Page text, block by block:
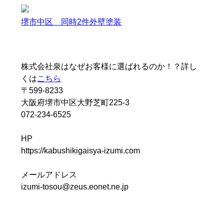
堺市中区 同時2件外壁塗装
株式会社泉はなぜお客様に選ばれるのか！？詳し
くはこちら
〒599-8233
大阪府堺市中区大野芝町225-3
072-234-6525
HP
https://kabushikigaisya-izumi.com
メールアドレス
izumi-tosou@zeus.eonet.ne.jp